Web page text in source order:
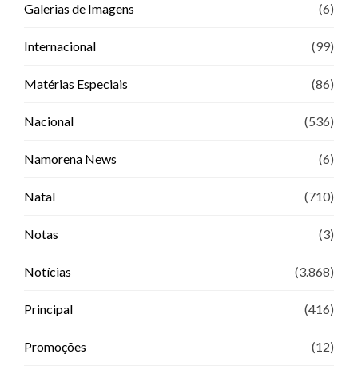
Galerias de Imagens (6)
Internacional (99)
Matérias Especiais (86)
Nacional (536)
Namorena News (6)
Natal (710)
Notas (3)
Notícias (3.868)
Principal (416)
Promoções (12)